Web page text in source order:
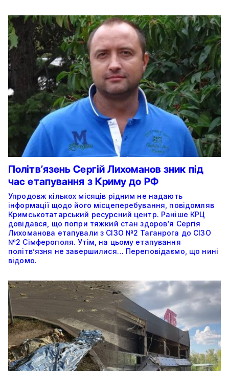
Політвʼязень Сергій Лихоманов зник під
час етапування з Криму до РФ
Упродовж кількох місяців рідним не надають
інформації щодо його місцеперебування, повідомляв
Кримськотатарський ресурсний центр. Раніше КРЦ
довідався, що попри тяжкий стан здоров’я Сергія
Лихоманова етапували з СІЗО №2 Таганрога до СІЗО
№2 Сімферополя. Утім, на цьому етапування
політвʼязня не завершилися… Переповідаємо, що нині
відомо.